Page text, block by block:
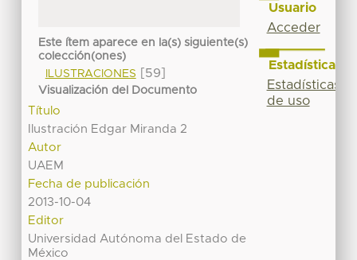
Este ítem aparece en la(s) siguiente(s)
colección(ones)
ILUSTRACIONES
[59]
Visualización del Documento
Título
Ilustración Edgar Miranda 2
Autor
UAEM
Fecha de publicación
2013-10-04
Editor
Universidad Autónoma del Estado de
México
Usuario
Acceder
Estadísticas
Estadísticas
de uso